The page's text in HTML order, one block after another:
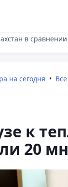
в сравнении
на сегодня
к
20